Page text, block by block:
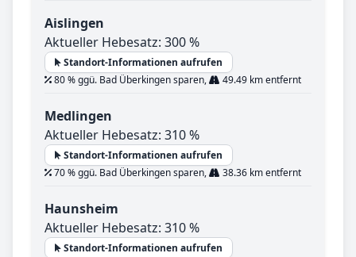
Aislingen
Aktueller Hebesatz: 300 %
Standort-Informationen aufrufen
80 % ggü. Bad Überkingen sparen,
49.49 km entfernt
Medlingen
Aktueller Hebesatz: 310 %
Standort-Informationen aufrufen
70 % ggü. Bad Überkingen sparen,
38.36 km entfernt
Haunsheim
Aktueller Hebesatz: 310 %
Standort-Informationen aufrufen